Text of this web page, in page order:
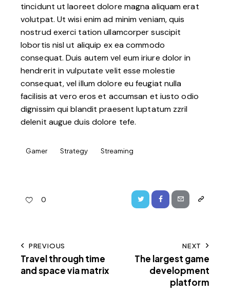
tincidunt ut laoreet dolore magna aliquam erat
volutpat. Ut wisi enim ad minim veniam, quis
nostrud exerci tation ullamcorper suscipit
lobortis nisl ut aliquip ex ea commodo
consequat. Duis autem vel eum iriure dolor in
hendrerit in vulputate velit esse molestie
consequat, vel illum dolore eu feugiat nulla
facilisis at vero eros et accumsan et iusto odio
dignissim qui blandit praesent luptatum zzril
delenit augue duis dolore tefe.
Gamer Strategy Streaming
0
PREVIOUS
Travel through time
and space via matrix
NEXT
The largest game
development
platform